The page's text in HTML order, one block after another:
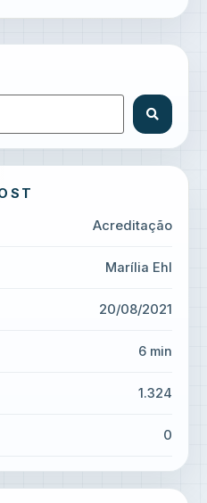
Acreditação
Marília Ehl
20/08/2021
6 min
1.324
0